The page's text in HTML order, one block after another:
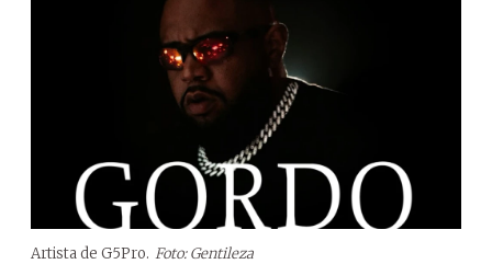
Artista de G5Pro. Foto: Gentileza